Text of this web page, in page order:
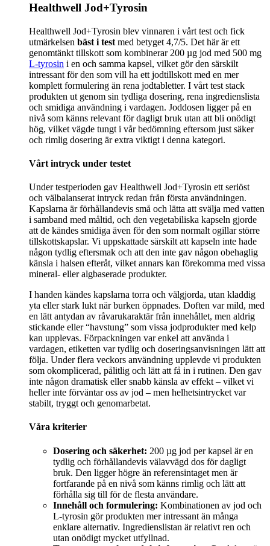
Healthwell Jod+Tyrosin
Healthwell Jod+Tyrosin blev vinnaren i vårt test och fick
utmärkelsen bäst i test med betyget 4,7/5. Det här är ett
genomtänkt tillskott som kombinerar 200 µg jod med 500 mg
L-tyrosin i en och samma kapsel, vilket gör den särskilt
intressant för den som vill ha ett jodtillskott med en mer
komplett formulering än rena jodtabletter. I vårt test stack
produkten ut genom sin tydliga dosering, rena ingredienslista
och smidiga användning i vardagen. Joddosen ligger på en
nivå som känns relevant för dagligt bruk utan att bli onödigt
hög, vilket vägde tungt i vår bedömning eftersom just säker
och rimlig dosering är extra viktigt i denna kategori.
Vårt intryck under testet
Under testperioden gav Healthwell Jod+Tyrosin ett seriöst
och välbalanserat intryck redan från första användningen.
Kapslarna är förhållandevis små och lätta att svälja med vatten
i samband med måltid, och den vegetabiliska kapseln gjorde
att de kändes smidiga även för den som normalt ogillar större
tillskottskapslar. Vi uppskattade särskilt att kapseln inte hade
någon tydlig eftersmak och att den inte gav någon obehaglig
känsla i halsen efteråt, vilket annars kan förekomma med vissa
mineral- eller algbaserade produkter.
I handen kändes kapslarna torra och välgjorda, utan kladdig
yta eller stark lukt när burken öppnades. Doften var mild, med
en lätt antydan av råvarukaraktär från innehållet, men aldrig
stickande eller “havstung” som vissa jodprodukter med kelp
kan upplevas. Förpackningen var enkel att använda i
vardagen, etiketten var tydlig och doseringsanvisningen lätt att
följa. Under flera veckors användning upplevde vi produkten
som okomplicerad, pålitlig och lätt att få in i rutinen. Den gav
inte någon dramatisk eller snabb känsla av effekt – vilket vi
heller inte förväntar oss av jod – men helhetsintrycket var
stabilt, tryggt och genomarbetat.
Våra kriterier
Dosering och säkerhet: 200 µg jod per kapsel är en
tydlig och förhållandevis välavvägd dos för dagligt
bruk. Den ligger högre än referensintaget men är
fortfarande på en nivå som känns rimlig och lätt att
förhålla sig till för de flesta användare.
Innehåll och formulering: Kombinationen av jod och
L-tyrosin gör produkten mer intressant än många
enklare alternativ. Ingredienslistan är relativt ren och
utan onödigt mycket utfyllnad.